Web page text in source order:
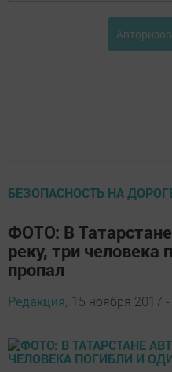
БЕЗОПАСНОСТЬ НА
ФОТО: В
реку, три человека
пропал
Редакция, 15 ноября 2017 -